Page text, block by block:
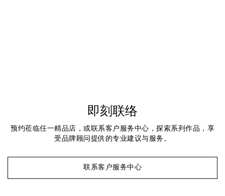
即刻联络
预约莅临任一精品店，或联系客户服务中心，探索系列作品，享
受品牌顾问提供的专业建议与服务。
联系客户服务中心